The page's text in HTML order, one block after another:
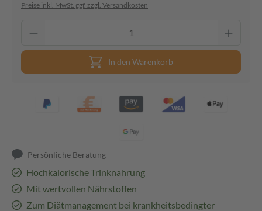
Preise inkl. MwSt. ggf. zzgl. Versandkosten
In den Warenkorb
Persönliche Beratung
Hochkalorische Trinknahrung
Mit wertvollen Nährstoffen
Zum Diätmanagement bei krankheitsbedingter